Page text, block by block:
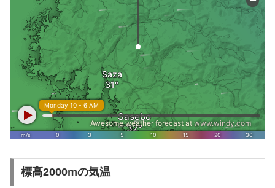
標高2000mの気温